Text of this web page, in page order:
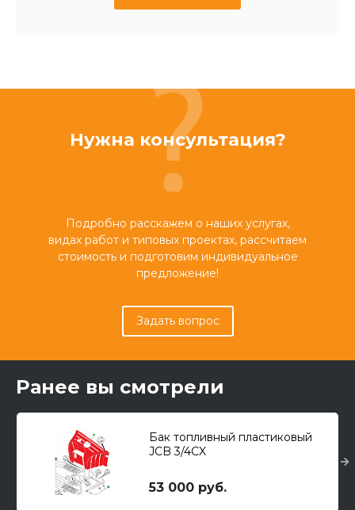
Нужна консультация?
Подробно расскажем о наших услугах,
видах работ и типовых проектах, рассчитаем
стоимость и подготовим индивидуальное
предложение!
Задать вопрос
Ранее вы смотрели
Бак топливный пластиковый
JCB 3/4CX
53 000 руб.